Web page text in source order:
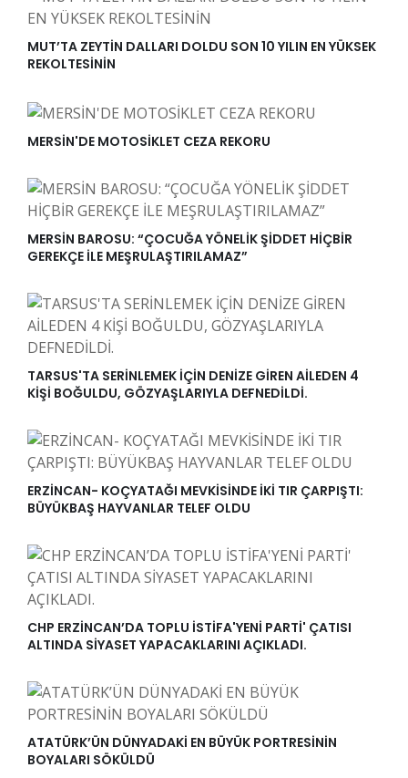
MUT’TA ZEYTİN DALLARI DOLDU SON 10 YILIN EN YÜKSEK
REKOLTESİNİN
MERSİN'DE MOTOSİKLET CEZA REKORU
MERSİN BAROSU: “ÇOCUĞA YÖNELİK ŞİDDET HİÇBİR
GEREKÇE İLE MEŞRULAŞTIRILAMAZ”
TARSUS'TA SERİNLEMEK İÇİN DENİZE GİREN AİLEDEN 4
KİŞİ BOĞULDU, GÖZYAŞLARIYLA DEFNEDİLDİ.
ERZİNCAN- KOÇYATAĞI MEVKİSİNDE İKİ TIR ÇARPIŞTI:
BÜYÜKBAŞ HAYVANLAR TELEF OLDU
CHP ERZİNCAN’DA TOPLU İSTİFA'YENİ PARTİ' ÇATISI
ALTINDA SİYASET YAPACAKLARINI AÇIKLADI.
ATATÜRK’ÜN DÜNYADAKİ EN BÜYÜK PORTRESİNİN
BOYALARI SÖKÜLDÜ